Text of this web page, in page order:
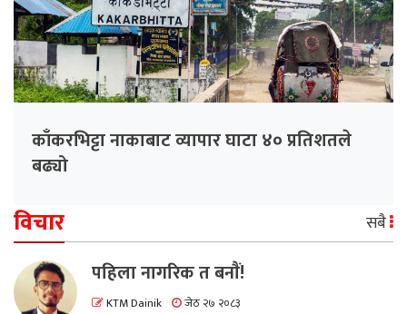
काँकरभिट्टा नाकाबाट व्यापार घाटा ४० प्रतिशतले
बढ्यो
विचार सबै
पहिला नागरिक त बनाैं!
KTM Dainik जेठ २७ २०८३